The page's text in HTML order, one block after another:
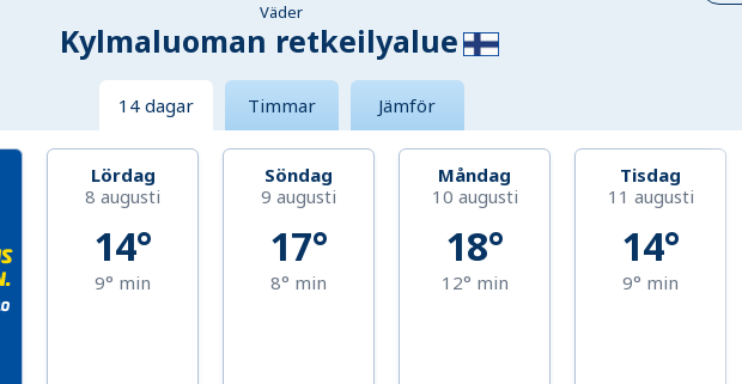
Väder
Kylmaluoman retkeilyalue
14 dagar Timmar Jämför
Lördag
8 augusti
14°
9° min
Söndag
9 augusti
17°
8° min
Måndag
10 augusti
18°
12° min
Tisdag
11 augusti
14°
9° min